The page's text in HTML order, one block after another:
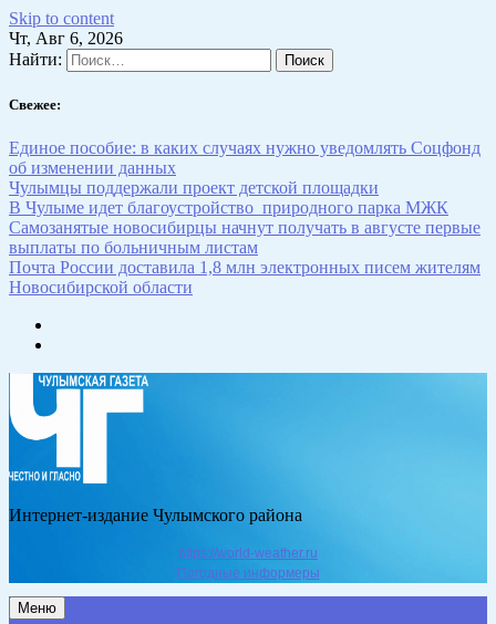
Skip to content
Чт, Авг 6, 2026
Найти:
Свежее:
Единое пособие: в каких случаях нужно уведомлять Соцфонд
об изменении данных
Чулымцы поддержали проект детской площадки
В Чулыме идет благоустройство природного парка МЖК
Самозанятые новосибирцы начнут получать в августе первые
выплаты по больничным листам
Почта России доставила 1,8 млн электронных писем жителям
Новосибирской области
Интернет-издание Чулымского района
https://world-weather.ru
Погодные информеры
Меню